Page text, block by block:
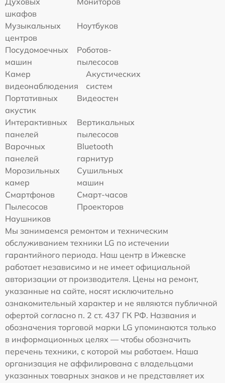
шкафов
Музыкальных
центров
Ноутбуков
Посудомоечных
машин
Роботов-
пылесосов
Камер
видеонаблюдения
Акустических
систем
Портативных
акустик
Видеостен
Интерактивных
панелей
Вертикальных
пылесосов
Варочных
панелей
Bluetooth
гарнитур
Морозильных
камер
Сушильных
машин
Смартфонов
Смарт-часов
Пылесосов
Проекторов
Наушников
Мы занимаемся ремонтом и техническим
обслуживанием техники LG по истечении
гарантийного периода. Наш центр в Ижевске
работает независимо и не имеет официальной
авторизации от производителя. Цены на ремонт,
указанные на сайте, носят исключительно
ознакомительный характер и не являются публичной
офертой согласно п. 2 ст. 437 ГК РФ. Названия и
обозначения торговой марки LG упоминаются только
в информационных целях — чтобы обозначить
перечень техники, с которой мы работаем. Наша
организация не аффилирована с владельцами
указанных товарных знаков и не представляет их